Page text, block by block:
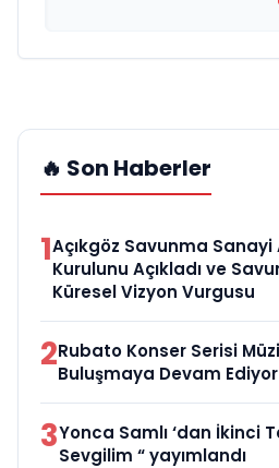
🔥 Son Haberler
1Açıkgöz Savunma Sanayi
Kurulunu Açıkladı ve
Küresel Vizyon Vurgusu
2Rubato Konser Serisi
Buluşmaya Devam Ediyor
3Yonca Samlı ‘dan İkinci
Sevgilim “ yayımlandı